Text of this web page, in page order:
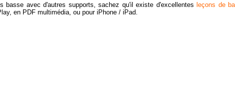
basse avec d'autres supports, sachez qu'il existe d'excellentes leçons de
en PDF multimédia, ou pour iPhone / iPad.